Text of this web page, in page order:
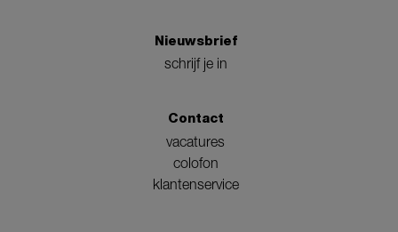
Nieuwsbrief
schrijf je in
Contact
vacatures
colofon
klantenservice